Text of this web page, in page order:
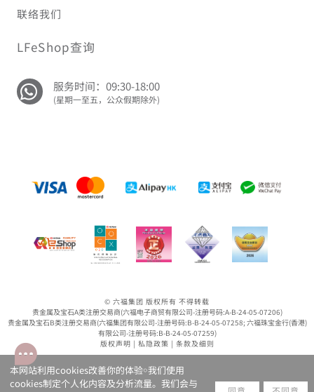
联络我们
LFeShop查询
服务时间：09:30-18:00
(星期一至五，公众假期除外)
© 六福集团 版权所有 不得转载
贵金属及宝石A类注册交易商(六福电子商贸有限公司-注册号码:A-B-24-05-07206)
贵金属及宝石B类注册交易商(六福集团有限公司-注册号码:B-B-24-05-07258; 六福珠宝金行(香港)
有限公司-注册号码:B-B-24-05-07259)
版权声明 | 私隐政策 | 条款及细则
本网站利用cookies改善你的体验￮我们使用
cookies制定个人化内容及分析流量。我们会与